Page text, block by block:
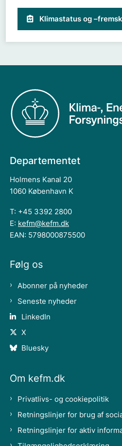
Klimastatus og
Departementet
Holmens Kanal 20
1060 København K
T: +45 3392 2800
E: kefm@kefm.dk
EAN: 5798000875500
Følg os
Abonner på nyheder
Seneste nyheder
LinkedIn
X
Bluesky
Om kefm.dk
Privatlivs- og cookiepolitik
Retningslinjer for brug af
Retningslinjer for aktiv